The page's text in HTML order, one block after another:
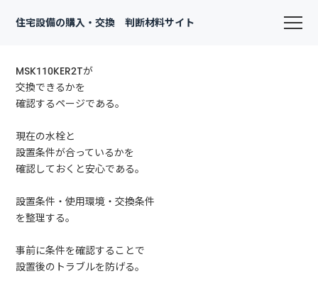
住宅設備の購入・交換 判断材料サイト
MSK110KER2Tが
交換できるかを
確認するページである。
現在の水栓と
設置条件が合っているかを
確認しておくと安心である。
設置条件・使用環境・交換条件
を整理する。
事前に条件を確認することで
設置後のトラブルを防げる。